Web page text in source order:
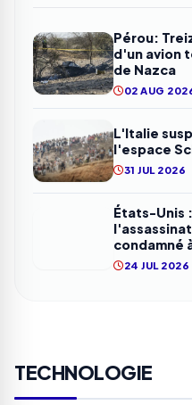
Pérou:
d'un avion
de Nazca
02 AUG
L'Italie
l'espace
31 JUL 2026
États-Unis
condamné
24 JUL 2026
TECHNOLOGIE